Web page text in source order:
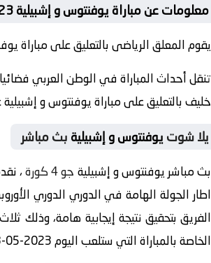
معلومات عن مباراة يوفنتوس و إشبيلية 2023-05-11
يقوم المعلق الرياضى بالتعليق على مباراة
خليف بالتعليق على مباراة يوفنتوس و
يلا شوت يوفنتوس و إشبيلية بث مباشر
بث مباشر يوفنتوس و إشبيلية جو 4 كورة ،
اطار الجولة الهامة في الدوري الدوري
الفريق بتحقيق نتيجة إيجابية هامة، وذلك
الخاصة بالمباراة التي ستلعب اليوم 2023-05-03 ، حيث يستأنف الفريق مشواره في البطولة الدوري الأوروبي .